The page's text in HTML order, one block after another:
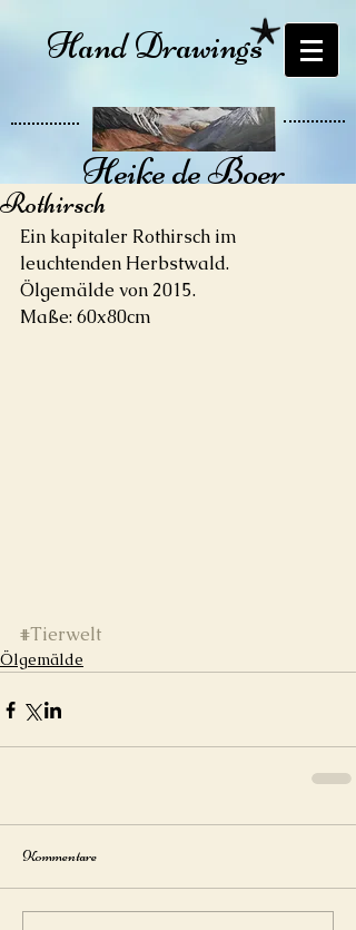
Heike de Boer
Hand Drawings
Öl auf Leinwand
Rothirsch
Ein kapitaler Rothirsch im
leuchtenden Herbstwald.
Ölgemälde von 2015.
Maße: 60x80cm
#Tierwelt
Ölgemälde
Kommentare